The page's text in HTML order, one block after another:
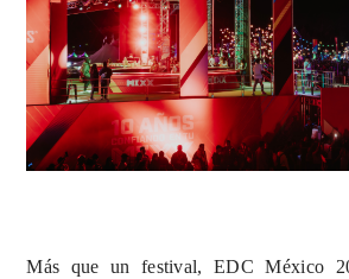
Más que un festival, EDC México